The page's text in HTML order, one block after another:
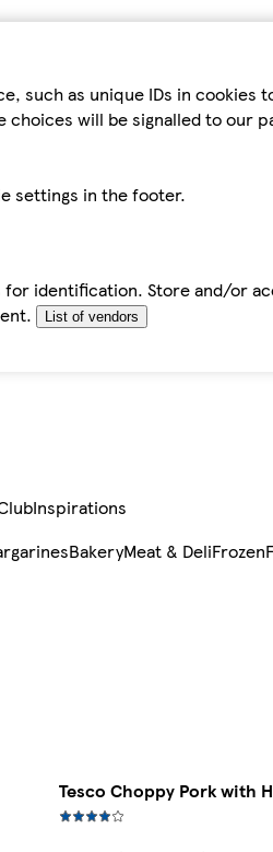
such as unique IDs in
choices will be signalled to our
settings in the footer.
identification. Store and/or
List of vendors
Inspirations
BakeryMeat & DeliFrozen
Tesco Choppy Pork with